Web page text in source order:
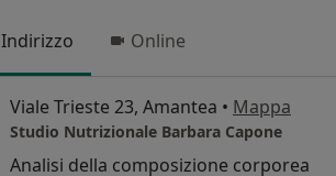
Indirizzo Online
Viale Trieste 23, Amantea • Mappa
Studio Nutrizionale Barbara Capone
Analisi della composizione corporea